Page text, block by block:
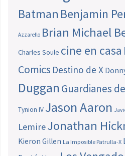
Batman Benjamin
Azzarello Brian Michael
Charles Soule cine en casa
Comics Destino de X
Duggan Guardianes
Tynion IV Jason Aaron
LemireJonathan
Kieron Gillen La Imposible Patrulla-X